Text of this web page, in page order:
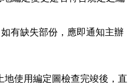
有缺失部份，應即通知主辦
地使用編定圖檢查完竣後，直